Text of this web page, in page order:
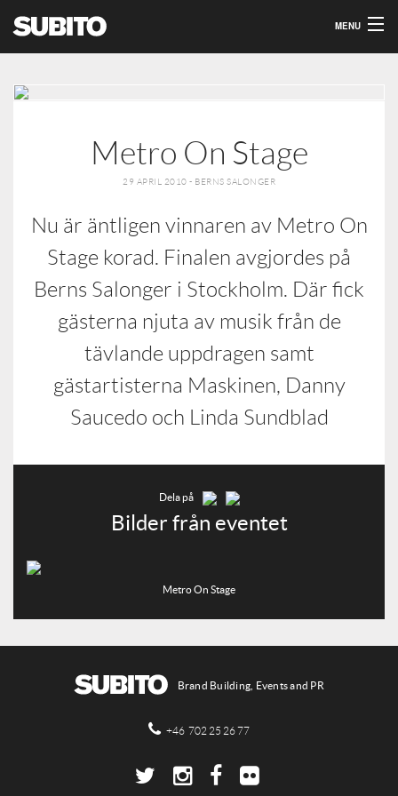
MENU
Metro On Stage
29 APRIL 2010 - BERNS SALONGER
Nu är äntligen vinnaren av Metro On
Stage korad. Finalen avgjordes på
Berns Salonger i Stockholm. Där fick
gästerna njuta av musik från de
tävlande uppdragen samt
gästartisterna Maskinen, Danny
Saucedo och Linda Sundblad
Dela på
Bilder från eventet
Metro On Stage
Brand Building, Events and PR
+46 702 25 26 77